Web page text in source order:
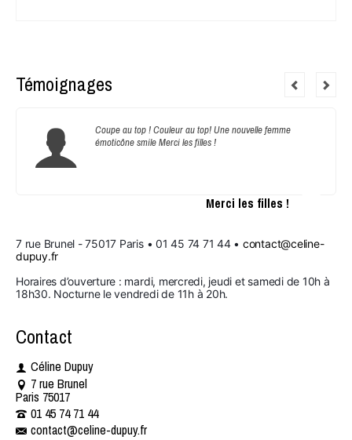
Témoignages
Coupe au top ! Couleur au top! Une nouvelle femme
émoticône smile Merci les filles !
Merci les filles !
7 rue Brunel - 75017 Paris • 01 45 74 71 44 • contact@celine-
dupuy.fr
Horaires d’ouverture : mardi, mercredi, jeudi et samedi de 10h à
18h30. Nocturne le vendredi de 11h à 20h.
Contact
Céline Dupuy
7 rue Brunel
Paris 75017
01 45 74 71 44 ​​
contact@celine-dupuy.fr